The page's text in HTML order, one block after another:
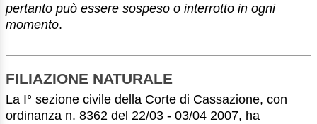
pertanto può essere sospeso o interrotto in ogni
momento.
FILIAZIONE NATURALE
La I° sezione civile della Corte di Cassazione, con
ordinanza n. 8362 del 22/03 - 03/04 2007, ha